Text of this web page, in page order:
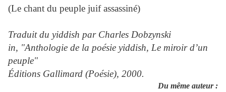
(Le chant du peuple juif assassiné)
Traduit du yiddish par Charles Dobzynski
in, "Anthologie de la poésie yiddish, Le miroir d’un
peuple"
Éditions Gallimard (Poésie), 2000.
Du même auteur :